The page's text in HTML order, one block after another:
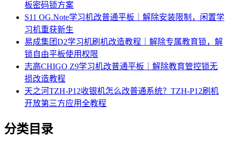
板密码锁方案
S11 OG.Note学习机改普通平板｜解除安装限制，闲置学
习机重获新生
易成集团D2学习机刷机改造教程｜解除专属教育锁，解
锁自由平板使用权限
志高CHIGO Z9学习机改普通平板｜解除教育管控锁无
损改造教程
天之河TZH-P12收银机怎么改普通系统？TZH-P12刷机
开放第三方应用全教程
分类目录